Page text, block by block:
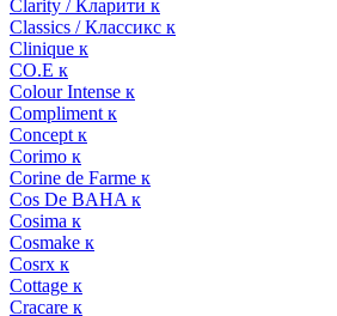
Clarity / Кларити к
Classics / Классикс к
Clinique к
CO.E к
Colour Intense к
Compliment к
Concept к
Corimo к
Corine de Farme к
Cos De BAHA к
Cosima к
Cosmake к
Cosrx к
Cottage к
Cracare к